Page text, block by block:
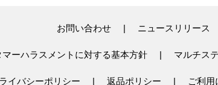
お問い合わせ ニュースリリース
マーハラスメントに対する基本方針 マルチス
イバシーポリシー 返品ポリシー ご利用